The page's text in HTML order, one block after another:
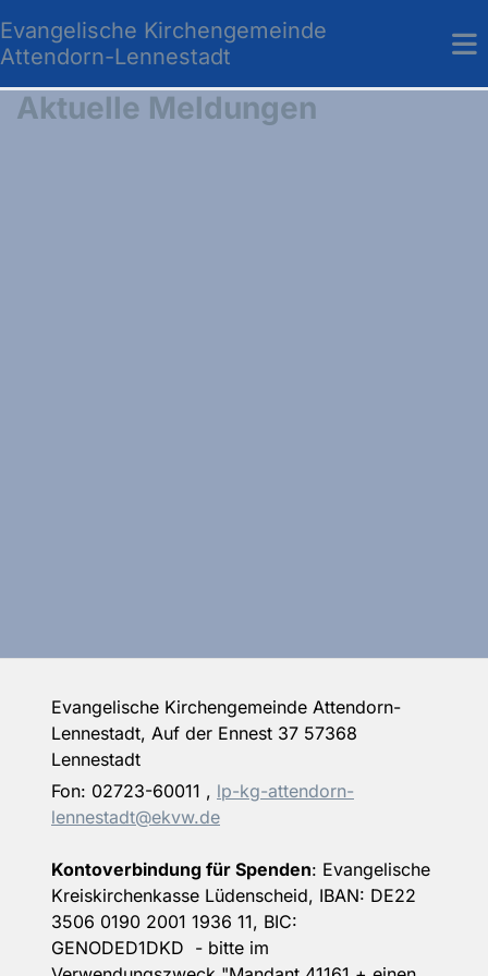
Evangelische Kirchengemeinde
Attendorn-Lennestadt
Aktuelle Meldungen
Evangelische Kirchengemeinde Attendorn-
Lennestadt, Auf der Ennest 37 57368
Lennestadt
Fon: 02723-60011 , lp-kg-attendorn-
lennestadt@ekvw.de
Kontoverbindung für Spenden: Evangelische
Kreiskirchenkasse Lüdenscheid, IBAN: DE22
3506 0190 2001 1936 11, BIC:
GENODED1DKD - bitte im